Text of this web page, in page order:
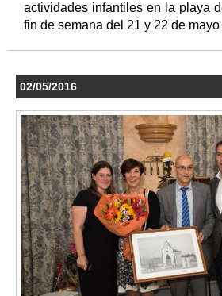
actividades infantiles en la playa
fin de semana del 21 y 22 de mayo
02/05/2016